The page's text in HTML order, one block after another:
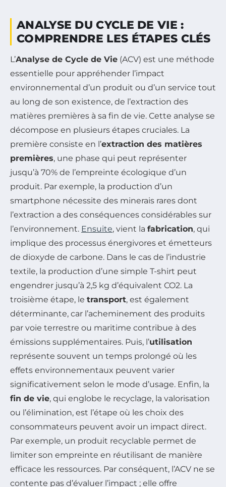
ANALYSE DU CYCLE DE VIE :
COMPRENDRE LES ÉTAPES CLÉS
L’Analyse de Cycle de Vie (ACV) est une méthode
essentielle pour appréhender l’impact
environnemental d’un produit ou d’un service tout
au long de son existence, de l’extraction des
matières premières à sa fin de vie. Cette analyse se
décompose en plusieurs étapes cruciales. La
première consiste en l’extraction des matières
premières, une phase qui peut représenter
jusqu’à 70% de l’empreinte écologique d’un
produit. Par exemple, la production d’un
smartphone nécessite des minerais rares dont
l’extraction a des conséquences considérables sur
l’environnement. Ensuite, vient la fabrication, qui
implique des processus énergivores et émetteurs
de dioxyde de carbone. Dans le cas de l’industrie
textile, la production d’une simple T-shirt peut
engendrer jusqu’à 2,5 kg d’équivalent CO2. La
troisième étape, le transport, est également
déterminante, car l’acheminement des produits
par voie terrestre ou maritime contribue à des
émissions supplémentaires. Puis, l’utilisation
représente souvent un temps prolongé où les
effets environnementaux peuvent varier
significativement selon le mode d’usage. Enfin, la
fin de vie, qui englobe le recyclage, la valorisation
ou l’élimination, est l’étape où les choix des
consommateurs peuvent avoir un impact direct.
Par exemple, un produit recyclable permet de
limiter son empreinte en réutilisant de manière
efficace les ressources. Par conséquent, l’ACV ne se
contente pas d’évaluer l’impact ; elle offre